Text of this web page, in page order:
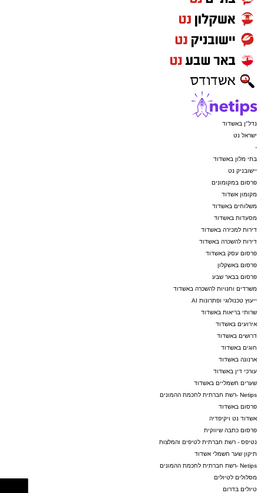
נדל"ן באשדוד
ישראל נט
-
בתי מלון באשדוד
יישובניק נט
פרסום במקומונים
מקומון אשדוד
משלוחים באשדוד
מסעדות באשדוד
דירות למכירה באשדוד
דירות להשכרה באשדוד
פרסום עסק באשדוד
פרסום באשקלון
פרסום בבאר שבע
משרדים וחנויות להשכרה באשדוד
ייעוץ טכנולוגי ופתרונות AI
שרותי בריאות באשדוד
אירועים באשדוד
דרושים באשדוד
חוגים באשדוד
ארנונה באשדוד
עורכי דין באשדוד
שערים חשמליים באשדוד
Netips -רשת חברתית לחכמת ההמונים
פרסום באשדוד
אשדוד נט ויקיפדיה
פרסום כתבה שיווקית
נטיפס - רשת חברתית לטיפים והמלצות
תיקון שער חשמלי אשדוד
Netips -רשת חברתית לחכמת ההמונים
מסלולים לטיולים
טיולים בדרום